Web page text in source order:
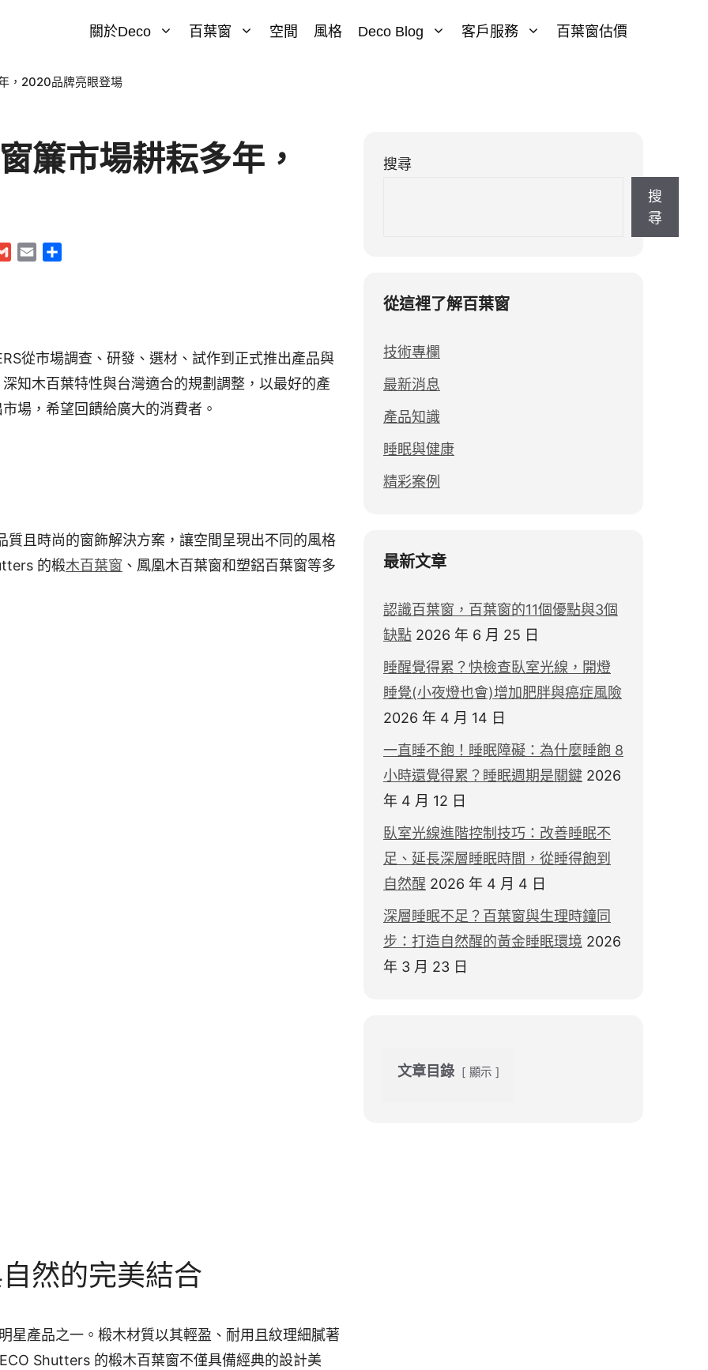
關於Deco 百葉窗 空間 風格 Deco Blog 客戶服務 百葉窗估價
，2020品牌亮眼登場
簾市場耕耘多年，
G
從市場調查、研發、選材、試作到正式推出產品與
知木百葉特性與台灣適合的規劃調整，以最好的產
場，希望回饋給廣大的消費者。
且時尚的窗飾解決方案，讓空間呈現出不同的風格
的椴木百葉窗 、鳳凰木百葉窗和塑鋁百葉窗等多
然的完美結合
星產品之一。椴木材質以其輕盈、耐用且紋理細膩著
Shutters 的椴木百葉窗不僅具備經典的設計美
搜尋
搜
尋
從這裡了解百葉窗
技術專欄
最新消息
產品知識
睡眠與健康
精彩案例
最新文章
認識百葉窗，百葉窗的11個優點與3個
缺點 2026 年 6 月 25 日
睡醒覺得累？快檢查臥室光線，開燈
睡覺(小夜燈也會)增加肥胖與癌症風險
2026 年 4 月 14 日
一直睡不飽！睡眠障礙：為什麼睡飽 8
小時還覺得累？睡眠週期是關鍵 2026
年 4 月 12 日
臥室光線進階控制技巧：改善睡眠不
足、延長深層睡眠時間，從睡得飽到
自然醒 2026 年 4 月 4 日
深層睡眠不足？百葉窗與生理時鐘同
步：打造自然醒的黃金睡眠環境 2026
年 3 月 23 日
文章目錄 顯示